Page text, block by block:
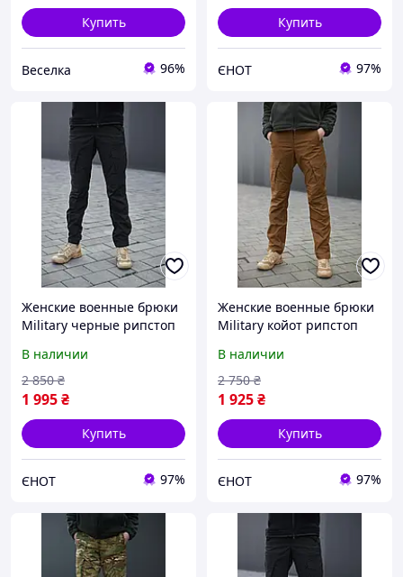
Купить
Веселка 96%
Купить
ЄНОТ 97%
Женские военные брюки
Military черные рипстоп
штаны для силовых
структур черные
В наличии
1 995₴
2 850 ₴
Купить
ЄНОТ 97%
Женские военные брюки
Military койот рипстоп
штаны для силовых
структур койот
В наличии
1 925₴
2 750 ₴
Купить
ЄНОТ 97%